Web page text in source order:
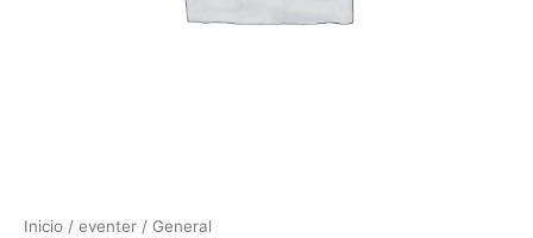
Inicio / eventer / General